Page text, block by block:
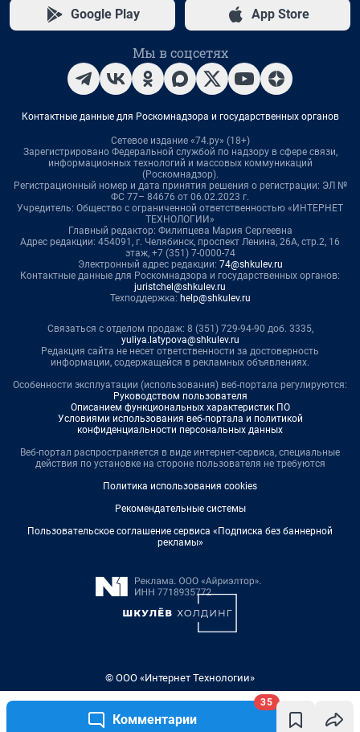
Комментарии
35
Google Play App Store
Мы в соцсетях
Контактные данные для Роскомнадзора и государственных органов
Сетевое издание «74.ру» (18+)
Зарегистрировано Федеральной службой по надзору в сфере связи,
информационных технологий и массовых коммуникаций
(Роскомнадзор).
Регистрационный номер и дата принятия решения о регистрации: ЭЛ №
ФС 77– 84676 от 06.02.2023 г.
Учредитель: Общество с ограниченной ответственностью «ИНТЕРНЕТ
ТЕХНОЛОГИИ»
Главный редактор: Филипцева Мария Сергеевна
Адрес редакции: 454091, г. Челябинск, проспект Ленина, 26А, стр.2, 16
этаж, +7 (351) 7-0000-74
Электронный адрес редакции: 74@shkulev.ru
Контактные данные для Роскомнадзора и государственных органов:
juristchel@shkulev.ru
Техподдержка: help@shkulev.ru
Связаться с отделом продаж: 8 (351) 729-94-90 доб. 3335,
yuliya.latypova@shkulev.ru
Редакция сайта не несет ответственности за достоверность
информации, содержащейся в рекламных объявлениях.
Особенности эксплуатации (использования) веб-портала регулируются:
Руководством пользователя
Описанием функциональных характеристик ПО
Условиями использования веб-портала и политикой
конфиденциальности персональных данных
Веб-портал распространяется в виде интернет-сервиса, специальные
действия по установке на стороне пользователя не требуются
Политика использования cookies
Рекомендательные системы
Пользовательское соглашение сервиса «Подписка без баннерной
рекламы»
© ООО «Интернет Технологии»